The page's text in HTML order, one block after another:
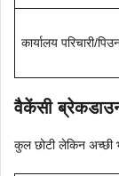
कार्यालय परिचारी/
वैकेंसी
कुल छोटी लेकिन अच्छी